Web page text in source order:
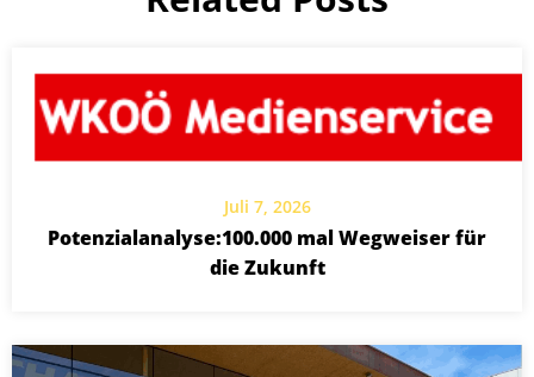
Juli 7, 2026
Potenzialanalyse:100.000 mal Wegweiser für
die Zukunft